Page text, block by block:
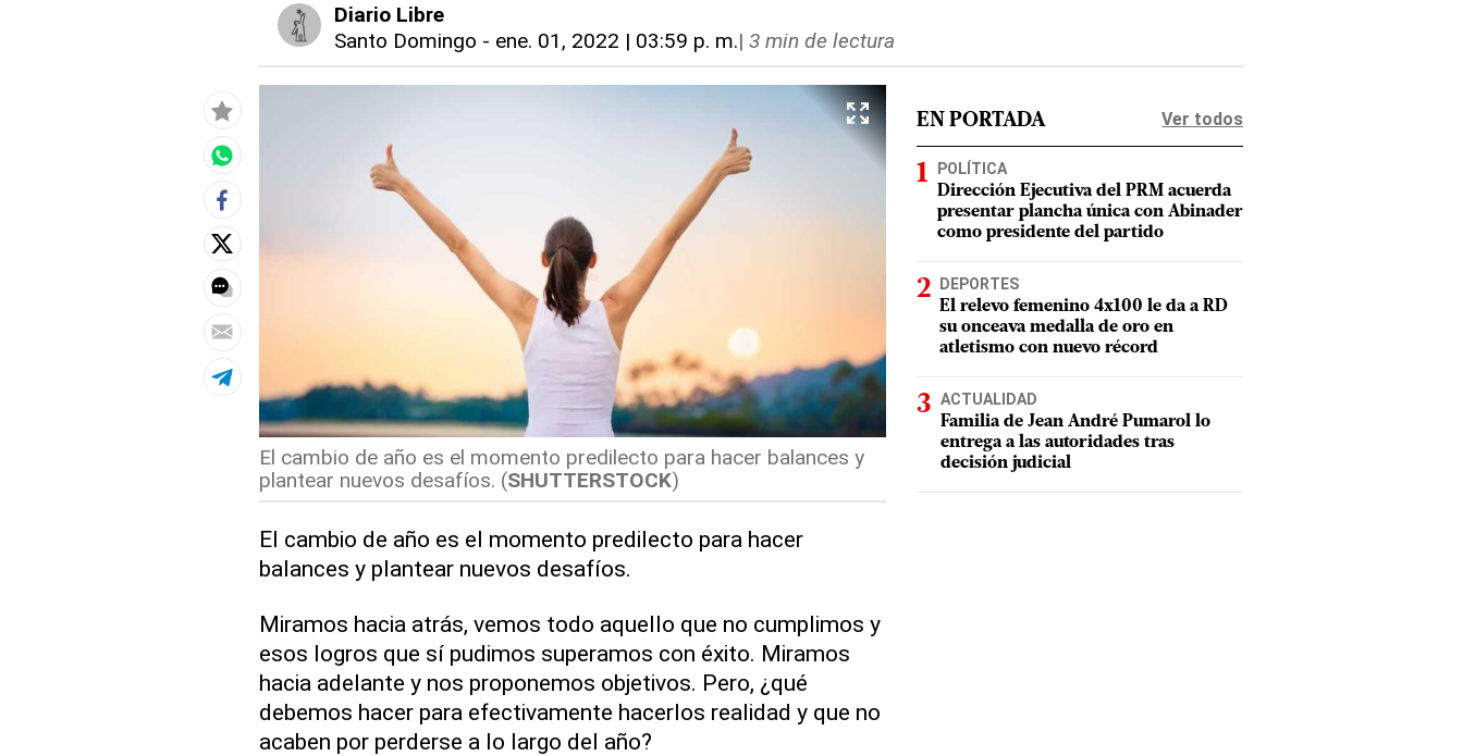
Diario Libre
Santo Domingo - ene. 01, 2022 | 03:59 p. m.| 3 min de lectura
El cambio de año es el momento predilecto para hacer balances y
plantear nuevos desafíos. (SHUTTERSTOCK)
El cambio de año es el momento predilecto para hacer
balances y plantear nuevos desafíos.
Miramos hacia atrás, vemos todo aquello que no cumplimos y
esos logros que sí pudimos superamos con éxito. Miramos
hacia adelante y nos proponemos objetivos. Pero, ¿qué
debemos hacer para efectivamente hacerlos realidad y que no
acaben por perderse a lo largo del año?
EN PORTADA Ver todos
POLÍTICA
Dirección Ejecutiva del PRM acuerda
presentar plancha única con Abinader
como presidente del partido
DEPORTES
El relevo femenino 4x100 le da a RD
su onceava medalla de oro en
atletismo con nuevo récord
ACTUALIDAD
Familia de Jean André Pumarol lo
entrega a las autoridades tras
decisión judicial